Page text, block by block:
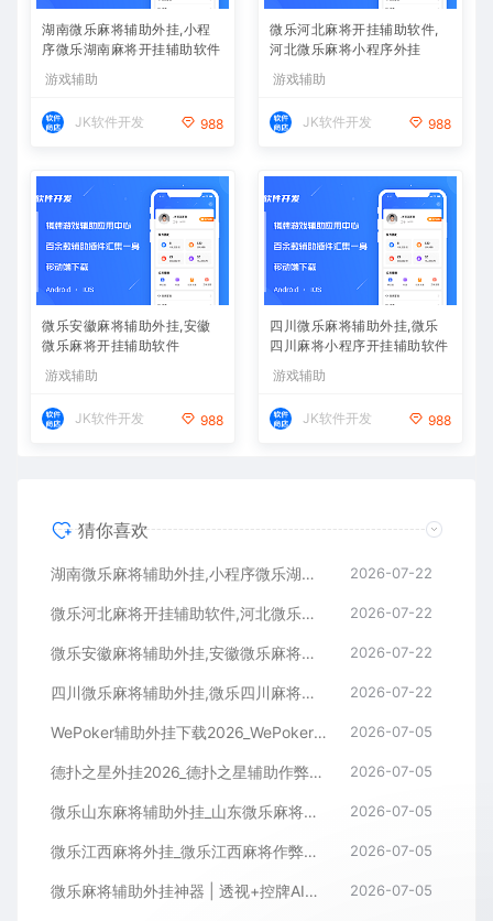
湖南微乐麻将辅助外挂,小程
序微乐湖南麻将开挂辅助软件
游戏辅助
JK软件开发 988
微乐河北麻将开挂辅助软件,
河北微乐麻将小程序外挂
游戏辅助
JK软件开发 988
微乐安徽麻将辅助外挂,安徽
微乐麻将开挂辅助软件
游戏辅助
JK软件开发 988
四川微乐麻将辅助外挂,微乐
四川麻将小程序开挂辅助软件
游戏辅助
JK软件开发 988
猜你喜欢
湖南微乐麻将辅助外挂,小程序微乐湖南麻将开挂辅助软件 2026-07-22
微乐河北麻将开挂辅助软件,河北微乐麻将小程序外挂 2026-07-22
微乐安徽麻将辅助外挂,安徽微乐麻将开挂辅助软件 2026-07-22
四川微乐麻将辅助外挂,微乐四川麻将小程序开挂辅助软件 2026-07-22
WePoker辅助外挂下载2026_WePoker微扑克透视作弊软件 2026-07-05
德扑之星外挂2026_德扑之星辅助作弊软件_德扑之星透视器下载 2026-07-05
微乐山东麻将辅助外挂_山东微乐麻将作弊软件透视下载 2026-07-05
微乐江西麻将外挂_微乐江西麻将作弊辅助软件 2026-07-05
微乐麻将辅助外挂神器 | 透视+控牌AI智能辅助，轻松连胜全场！ 2026-07-05